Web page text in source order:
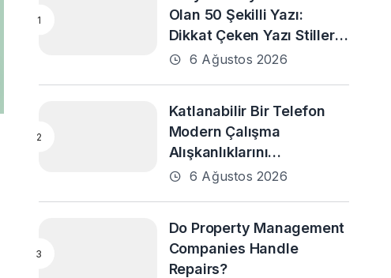
Olan 50 Şekilli Yazı:
Dikkat Çeken Yazı Stilleri
ve En Popüler Örnekler
6 Ağustos 2026
Katlanabilir Bir Telefon
Modern Çalışma
Alışkanlıklarını
Destekleyebilir mi?
6 Ağustos 2026
Do Property Management
Companies Handle
Repairs?